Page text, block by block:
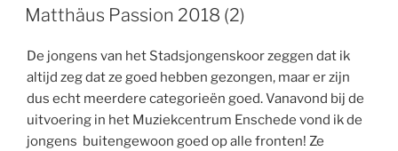
OP
Matthäus Passion 2018 (2)
De jongens van het Stadsjongenskoor zeggen dat ik
altijd zeg dat ze goed hebben gezongen, maar er zijn
dus echt meerdere categorieën goed. Vanavond bij de
uitvoering in het Muziekcentrum Enschede vond ik de
jongens buitengewoon goed op alle fronten! Ze